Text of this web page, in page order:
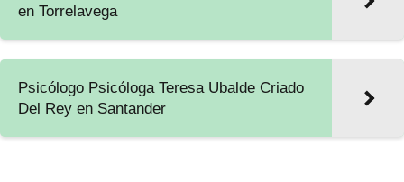
en Torrelavega
Psicólogo Psicóloga Teresa Ubalde Criado
Del Rey en Santander